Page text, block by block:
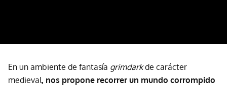
En un ambiente de fantasía grimdarkde carácter
medieval, nos propone recorrer un mundo corrompido